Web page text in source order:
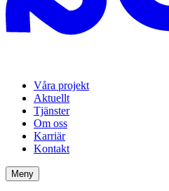
Våra projekt
Aktuellt
Tjänster
Om oss
Karriär
Kontakt
Meny